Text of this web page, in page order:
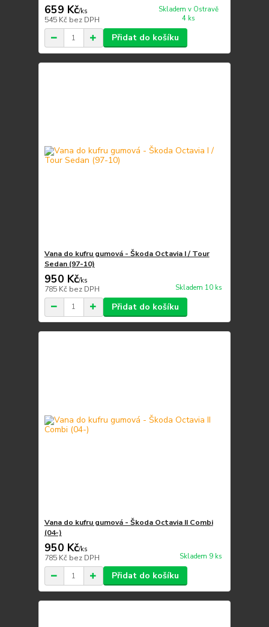
659 Kč/ks
545 Kč bez DPH
Skladem v Ostravě
4 ks
Přidat do košíku
Vana do kufru gumová - Škoda Octavia I / Tour
Sedan (97-10)
950 Kč/ks
785 Kč bez DPH Skladem 10 ks
Přidat do košíku
Vana do kufru gumová - Škoda Octavia II Combi
(04-)
950 Kč/ks
785 Kč bez DPH Skladem 9 ks
Přidat do košíku